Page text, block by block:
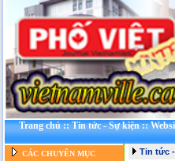
Trang chủ::Tin tức - Sự kiện::
CÁC CHUYÊN MỤC Tin tức